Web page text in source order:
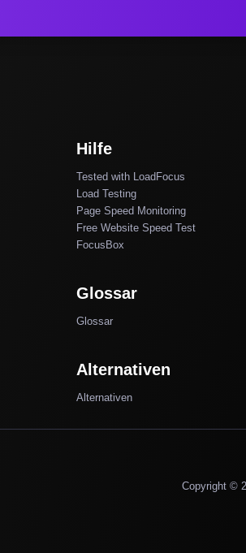
Hilfe
Tested with LoadFocus
Load Testing
Page Speed Monitoring
Free Website Speed Test
FocusBox
Glossar
Glossar
Alternativen
Alternativen
Copyright ©